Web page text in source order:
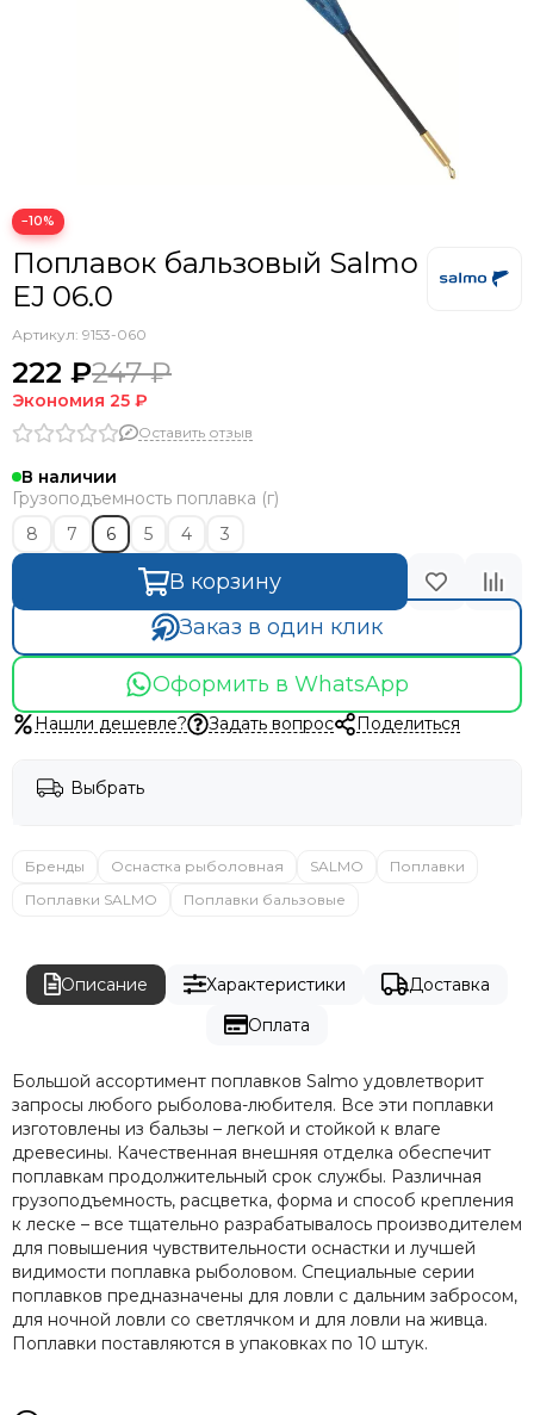
−10%
Поплавок бальзовый Salmo
EJ 06.0
Артикул: 9153-060
222 ₽247 ₽
Экономия 25 ₽
Оставить отзыв
В наличии
Грузоподъемность поплавка (г)
8
7 6 5 4 3
В корзину
Заказ в один клик
Оформить в WhatsApp
Нашли дешевле? Задать вопрос Поделиться
Выбрать
Бренды Оснастка рыболовная SALMO
Поплавки
Поплавки SALMO
Поплавки бальзовые
Описание Характеристики
Доставка
Оплата
Большой ассортимент поплавков Salmo удовлетворит
запросы любого рыболова-любителя. Все эти поплавки
изготовлены из бальзы – легкой и стойкой к влаге
древесины. Качественная внешняя отделка обеспечит
поплавкам продолжительный срок службы. Различная
грузоподъемность, расцветка, форма и способ крепления
к леске – все тщательно разрабатывалось производителем
для повышения чувствительности оснастки и лучшей
видимости поплавка рыболовом. Специальные серии
поплавков предназначены для ловли с дальним забросом,
для ночной ловли со светлячком и для ловли на живца.
Поплавки поставляются в упаковках по 10 штук.